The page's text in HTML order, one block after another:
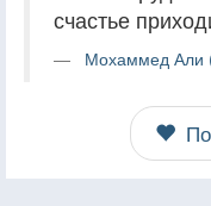
счастье
Мохаммед Али